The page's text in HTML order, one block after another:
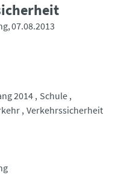
07.08.2013
2014 Schule
Verkehrssicherheit